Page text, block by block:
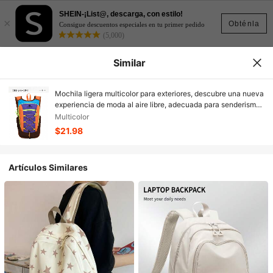
Obténla
×
SHEIN-¡List@, descarga, con estilo!
Consigue descuentos especiales en tu primer pedido
(5,000)
Similar
Mochila ligera multicolor para exteriores, descubre una nueva
experiencia de moda al aire libre, adecuada para senderismo,
ciclismo, viajes y uso diario
Multicolor
$21.98
Artículos Similares